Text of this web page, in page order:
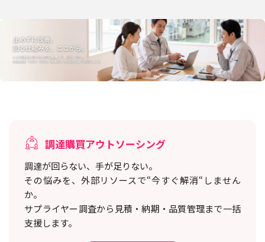
調達購買アウトソーシング
調達が回らない、手が足りない。
その悩みを、外部リソースで“今すぐ解消“しません
か。
サプライヤー調査から見積・納期・品質管理まで一括
支援します。